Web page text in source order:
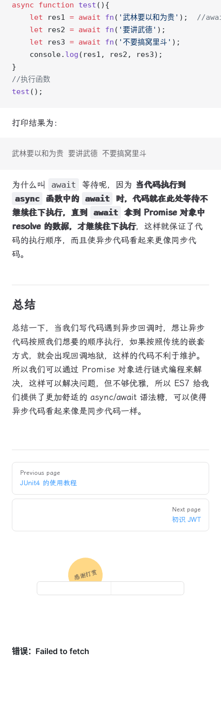
async function test (){
    let
res1 = await fn ( '武林要以和为贵' ); //
    let
res2 = await fn ( '要讲武德' );
    let
res3 = await fn ( '不要搞窝里斗' );
    console.
log (res1, res2, res3);
}
//执行函数
test ();
打印结果为：
武林要以和为贵 要讲武德 不要搞窝里斗
为什么叫 await 等待呢，因为 当代码执行到
async
函数中的 await
时，代码就在此处等待不
继续往下执行，直到
await 拿到 Promise 对象中
resolve 的数据，才继续往下执行，这样就保证了代
码的执行顺序，而且使异步代码看起来更像同步代
码。
总结
总结一下，当我们写代码遇到异步回调时，想让异步
代码按照我们想要的顺序执行，如果按照传统的嵌套
方式，就会出现回调地狱，这样的代码不利于维护。
所以我们可以通过 Promise 对象进行链式编程来解
决，这样可以解决问题，但不够优雅，所以 ES7 给我
们提供了更加舒适的 async/await 语法糖，可以使得
异步代码看起来像是同步代码一样。
Pager
Previous page
JUnit4 的使用教程
Next page
初识 JWT
感谢打赏